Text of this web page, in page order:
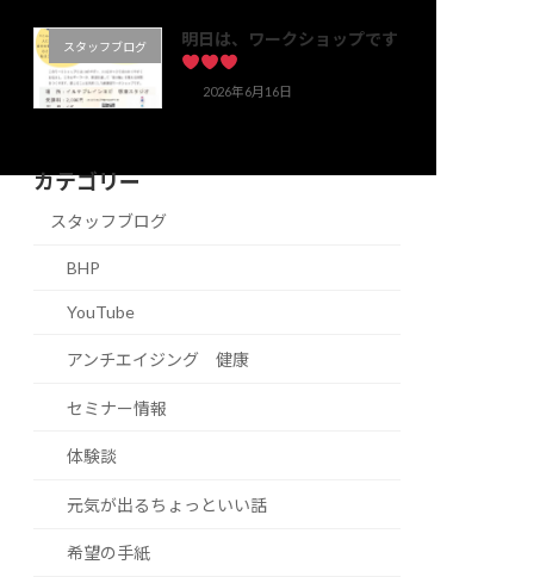
スタッフブログ 明日は、ワークショップです
2026年6月16日
カテゴリー
スタッフブログ
BHP
YouTube
アンチエイジング 健康
セミナー情報
体験談
元気が出るちょっといい話
希望の手紙